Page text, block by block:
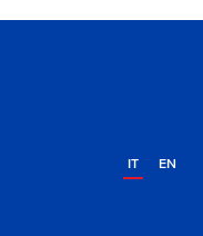
IT EN